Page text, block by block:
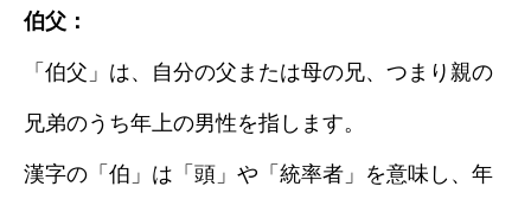
伯父：
「伯父」は、自分の父または母の兄、つまり親の
兄弟のうち年上の男性を指します。
漢字の「伯」は「頭」や「統率者」を意味し、年